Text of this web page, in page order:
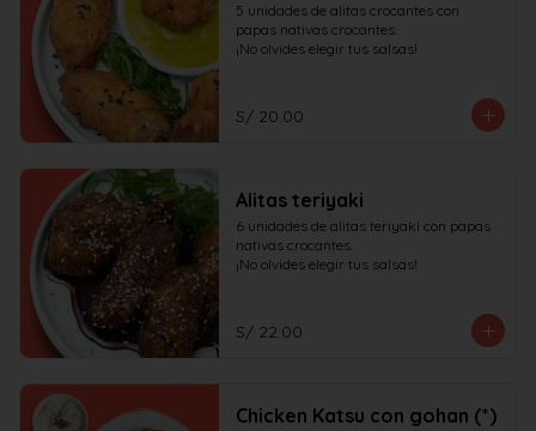
5 unidades de alitas crocantes con
papas nativas crocantes.
¡No olvides elegir tus salsas!
S/ 20.00
Alitas teriyaki
6 unidades de alitas teriyaki con papas
nativas crocantes.
¡No olvides elegir tus salsas!
S/ 22.00
Chicken Katsu con gohan (*)